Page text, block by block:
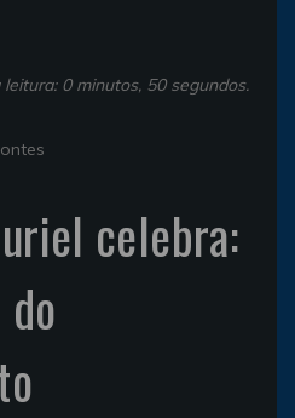
0 minutos, 50 segundos.
celebra: